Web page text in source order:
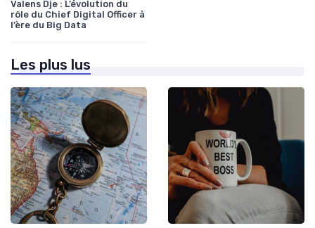
Valens Dje : L’évolution du
rôle du Chief Digital Officer à
l’ère du Big Data
Les plus lus